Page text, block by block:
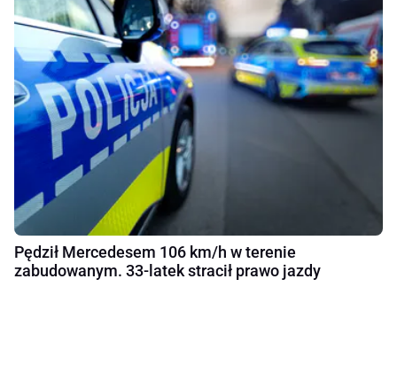
Pędził Mercedesem 106 km/h w terenie
zabudowanym. 33-latek stracił prawo jazdy